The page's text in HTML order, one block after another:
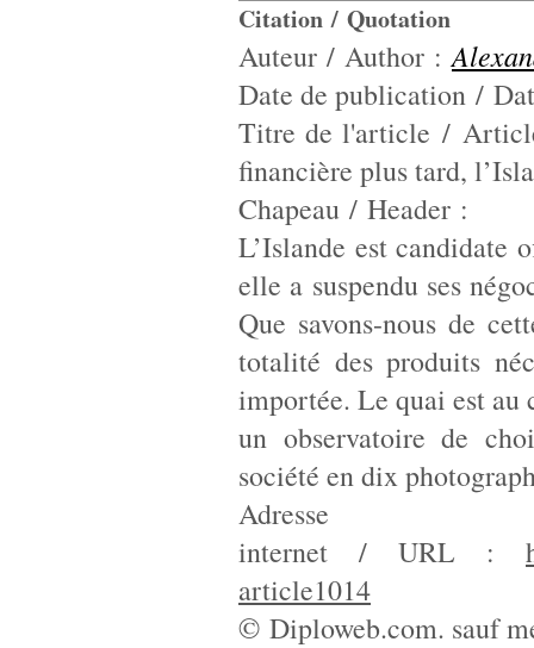
Citation / Quotation
Auteur / Author :
Date de publication /
Titre de l'article /
financière plus tard,
Chapeau / Header :
L’Islande est candidate
elle a suspendu ses
Que savons-nous de
totalité des produits
importée. Le quai est au
un observatoire de
société en dix
Adresse
internet / URL :
article1014
© Diploweb.com. sauf